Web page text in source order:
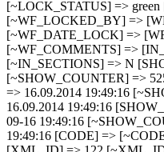
[~LOCK_STATUS] =>
[~WF_LOCKED_BY] =>
[~WF_DATE_LOCK] =>
[~WF_COMMENTS] =>
[~IN_SECTIONS] => N
[~SHOW_COUNTER] =>
=> 16.09.2014 19:49:16
16.09.2014 19:49:16
09-16 19:49:16
19:49:16 [CODE] =>